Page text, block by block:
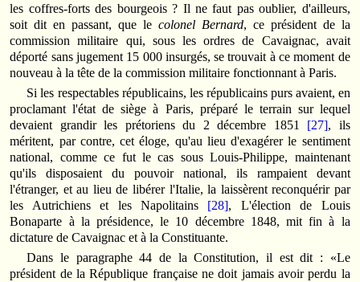
les coffres-forts des bourgeois ? Il ne faut pas oublier, d'ailleurs,
soit dit en passant, que le colonel Bernard, ce président de la
commission militaire qui, sous les ordres de Cavaignac, avait
déporté sans jugement 15 000 insurgés, se trouvait à ce moment de
nouveau à la tête de la commission militaire fonctionnant à Paris.
Si les respectables républicains, les républicains purs avaient, en
proclamant l'état de siège à Paris, préparé le terrain sur lequel
devaient grandir les prétoriens du 2 décembre 1851 [27], ils
méritent, par contre, cet éloge, qu'au lieu d'exagérer le sentiment
national, comme ce fut le cas sous Louis-Philippe, maintenant
qu'ils disposaient du pouvoir national, ils rampaient devant
l'étranger, et au lieu de libérer l'Italie, la laissèrent reconquérir par
les Autrichiens et les Napolitains [28], L'élection de Louis
Bonaparte à la présidence, le 10 décembre 1848, mit fin à la
dictature de Cavaignac et à la Constituante.
Dans le paragraphe 44 de la Constitution, il est dit : «Le
président de la République française ne doit jamais avoir perdu la